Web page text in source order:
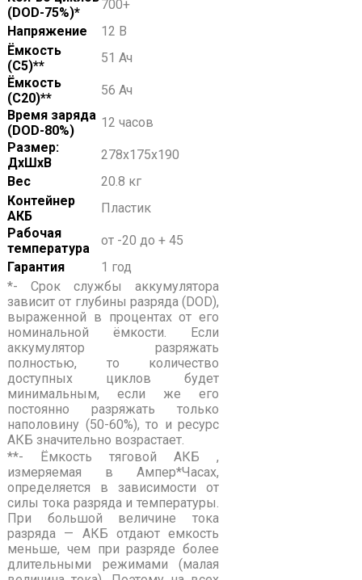
(DOD-75%)*
700+
Напряжение
12 В
Ёмкость
(С5)**
51 Ач
Ёмкость
(С20)**
56 Ач
Время заряда
(DOD-80%)
12 часов
Размер:
ДхШхВ
278x175x190
Вес
20.8 кг
Контейнер
АКБ
Пластик
Рабочая
температура
от -20 до + 45
Гарантия
1 год
*- Срок службы аккумулятора
зависит от глубины разряда (DOD),
выраженной в процентах от его
номинальной ёмкости. Если
аккумулятор разряжать
полностью, то количество
доступных циклов будет
минимальным, если же его
постоянно разряжать только
наполовину (50-60%), то и ресурс
АКБ значительно возрастает.
**- Ёмкость тяговой АКБ ,
измеряемая в Ампер*Часах,
определяется в зависимости от
силы тока разряда и температуры.
При большой величине тока
разряда — АКБ отдают емкость
меньше, чем при разряде более
длительными режимами (малая